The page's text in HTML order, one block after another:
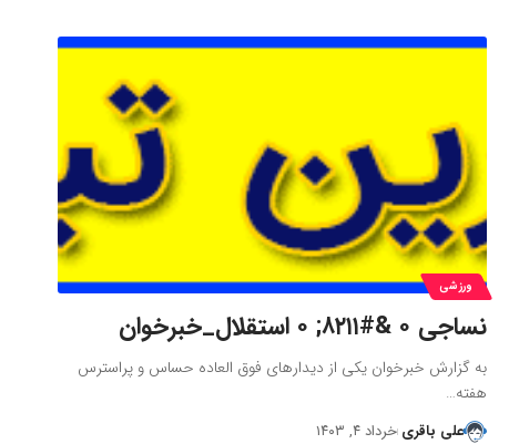
ورزشی
نساجی ۰ &#۸۲۱۱; ۰ استقلال_خبرخوان
به گزارش خبرخوان یکی از دیدارهای فوق العاده حساس و پراسترس
هفته…
علی باقری خرداد ۴, ۱۴۰۳